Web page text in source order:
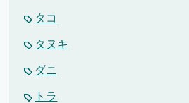
タコ
タヌキ
ダニ
トラ